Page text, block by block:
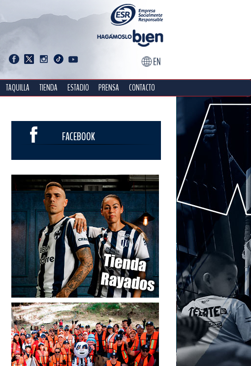
TAQUILLA TIENDA ESTADIO PRENSA CONTACTO
FACEBOOK